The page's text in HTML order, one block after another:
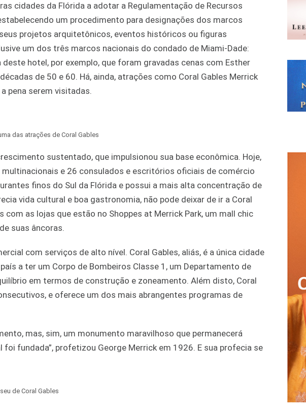
cidades da Flórida a adotar a Regulamentação de Recursos
um procedimento para designações dos marcos
projetos arquitetônicos, eventos históricos ou figuras
um dos três marcos nacionais do condado de Miami-Dade:
hotel, por exemplo, que foram gravadas cenas com Esther
de 50 e 60. Há, ainda, atrações como Coral Gables Merrick
pena serem visitadas.
das atrações de Coral Gables
sustentado, que impulsionou sua base econômica. Hoje,
e 26 consulados e escritórios oficiais de comércio
finos do Sul da Flórida e possui a mais alta concentração de
vida cultural e boa gastronomia, não pode deixar de ir a Coral
as lojas que estão no Shoppes at Merrick Park, um mall chic
suas âncoras.
com serviços de alto nível. Coral Gables, aliás, é a única cidade
a ter um Corpo de Bombeiros Classe 1, um Departamento de
em termos de construção e zoneamento. Além disto, Coral
e oferece um dos mais abrangentes programas de
mas, sim, um monumento maravilhoso que permanecerá
fundada”, profetizou George Merrick em 1926. E sua profecia se
de Coral Gables